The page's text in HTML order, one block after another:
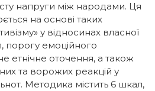
напруги між народами. Ця
на основі таких
у відносинах власної
порогу емоційного
етнічне оточення, а також
та ворожих реакцій у
Методика містить 6 шкал,